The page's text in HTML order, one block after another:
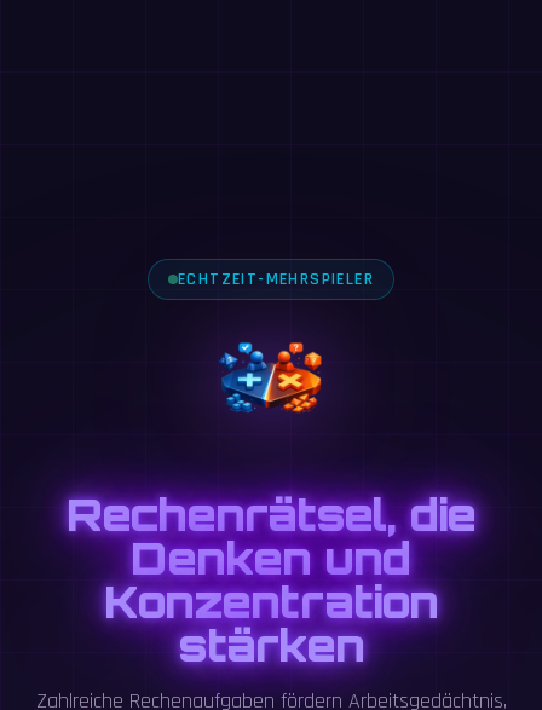
ECHTZEIT-MEHRSPIELER
Rechenrätsel, die
Denken und
Konzentration
stärken
Zahlreiche Rechenaufgaben fördern Arbeitsgedächtnis,